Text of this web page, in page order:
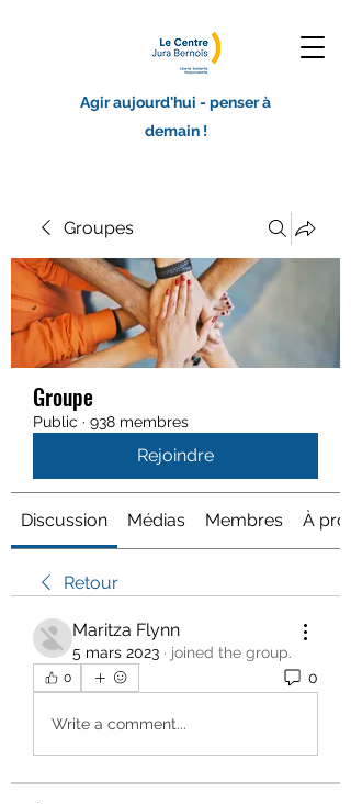
Agir aujourd'hui - penser à
demain !
Groupes
Groupe
Public · 938 membres
Rejoindre
Discussion Médias Membres À
Retour
Maritza Flynn
5 mars 2023 · joined the group.
0 0
Write a comment...